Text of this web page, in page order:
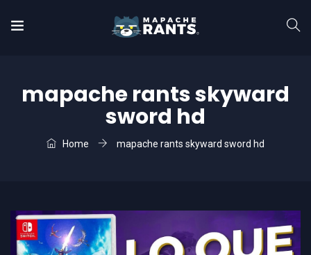
mapache rants skyward
sword hd
Home mapache rants skyward sword hd